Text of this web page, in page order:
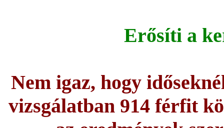
Erősíti a
Nem igaz, hogy
vizsgálatban 914 férfit